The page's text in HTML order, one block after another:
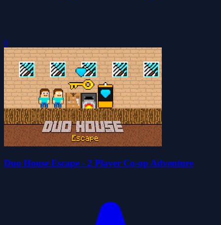
0
Duo House Escape - 2 Player Co-op Adventure